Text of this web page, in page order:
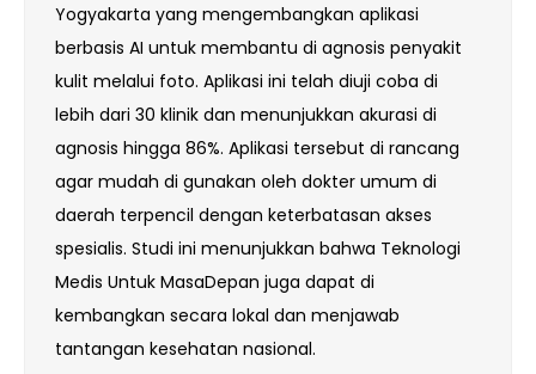
Yogyakarta yang mengembangkan aplikasi
berbasis AI untuk membantu di agnosis penyakit
kulit melalui foto. Aplikasi ini telah diuji coba di
lebih dari 30 klinik dan menunjukkan akurasi di
agnosis hingga 86%. Aplikasi tersebut di rancang
agar mudah di gunakan oleh dokter umum di
daerah terpencil dengan keterbatasan akses
spesialis. Studi ini menunjukkan bahwa Teknologi
Medis Untuk MasaDepan juga dapat di
kembangkan secara lokal dan menjawab
tantangan kesehatan nasional.